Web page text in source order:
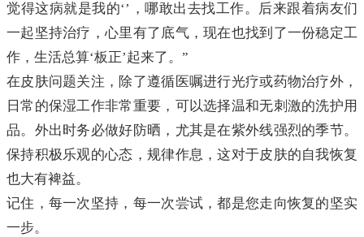
觉得这病就是我的‘’，哪敢出去找工作。后来跟着病友们
一起坚持治疗，心里有了底气，现在也找到了一份稳定工
作，生活总算‘板正’起来了。”
在皮肤问题关注，除了遵循医嘱进行光疗或药物治疗外，
日常的保湿工作非常重要，可以选择温和无刺激的洗护用
品。外出时务必做好防晒，尤其是在紫外线强烈的季节。
保持积极乐观的心态，规律作息，这对于皮肤的自我恢复
也大有裨益。
记住，每一次坚持，每一次尝试，都是您走向恢复的坚实
一步。